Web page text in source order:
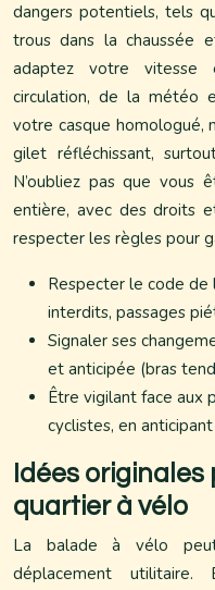
dangers potentiels, tels
trous dans la chaussée
adaptez votre vitesse
circulation, de la météo
votre casque homologué,
gilet réfléchissant,
N’oubliez pas que
entière, avec des droits
respecter les règles pour
Respecter le code de
interdits, passages
Signaler ses
et anticipée (bras
Être vigilant face aux
cyclistes, en
Idées
quartier à vélo
La balade à vélo
déplacement